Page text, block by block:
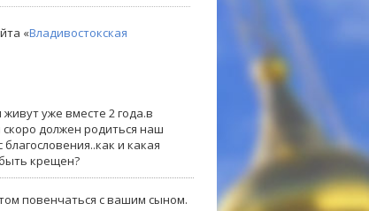
«Владивостокская
уже вместе 2 года.в
должен родиться наш
и какая
крещен?
повенчаться с вашим сыном.